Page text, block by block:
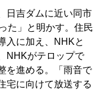
日吉ダムに近い同市
た」と明かす。住民
入に加え、NHKと
NHKがテロップで
を進める。「雨音で
宅に向けて放送する